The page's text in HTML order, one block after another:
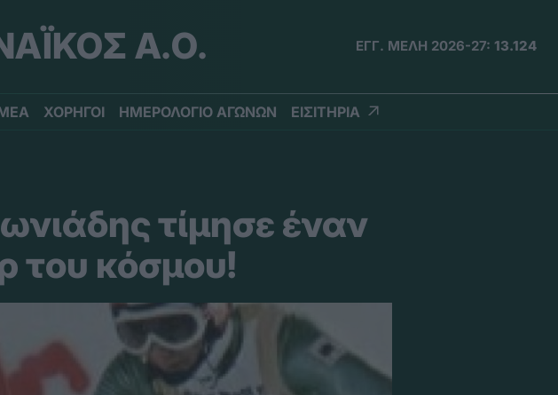
Α.Ο. ΕΓΓ. ΜΕΛΗ 2026-27: 13.124
ΧΟΡΗΓΟΙ ΗΜΕΡΟΛΟΓΙΟ ΑΓΩΝΩΝ ΕΙΣΙΤΗΡΙΑ
τίμησε έναν
του κόσμου!